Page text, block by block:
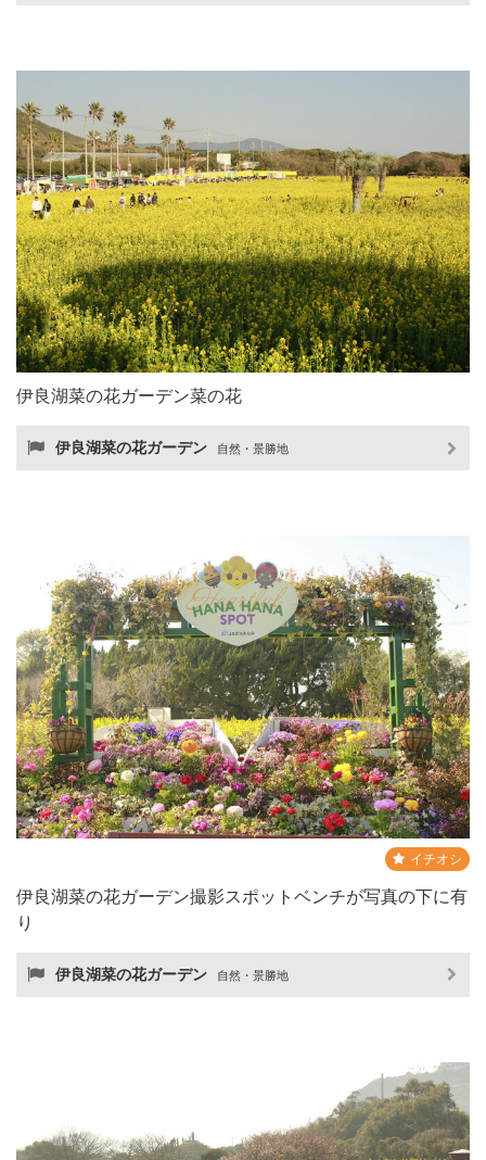
伊良湖菜の花ガーデン菜の花
伊良湖菜の花ガーデン 自然・景勝地
イチオシ
伊良湖菜の花ガーデン撮影スポットベンチが写真の下に有
り
伊良湖菜の花ガーデン 自然・景勝地